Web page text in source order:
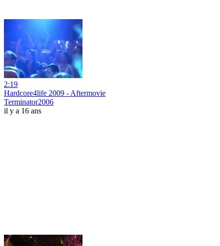
2:19
Hardcore4life 2009 - Aftermovie
Terminator2006
il y a 16 ans